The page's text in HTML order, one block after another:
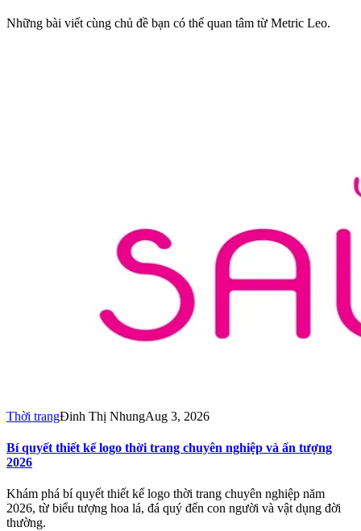
Những bài viết cùng chủ đề bạn có thể quan tâm từ Metric Leo.
Thời trangĐinh Thị NhungAug 3, 2026
Bí quyết thiết kế logo thời trang chuyên nghiệp và ấn tượng
2026
Khám phá bí quyết thiết kế logo thời trang chuyên nghiệp năm
2026, từ biểu tượng hoa lá, đá quý đến con người và vật dụng đời
thường.